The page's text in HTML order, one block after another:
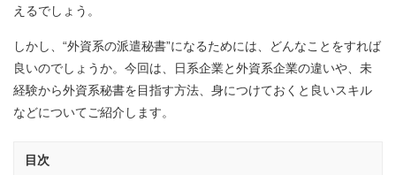
えるでしょう。
しかし、“外資系の派遣秘書”になるためには、どんなことをすれば
良いのでしょうか。今回は、日系企業と外資系企業の違いや、未
経験から外資系秘書を目指す方法、身につけておくと良いスキル
などについてご紹介します。
目次